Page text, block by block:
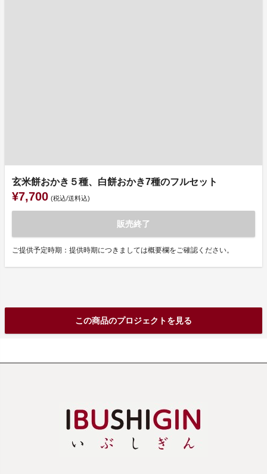
玄米餅おかき５種、白餅おかき7種のフルセット
¥7,700 (税込/送料込)
販売終了
ご提供予定時期：提供時期につきましては概要欄をご確認ください。
この商品のプロジェクトを見る